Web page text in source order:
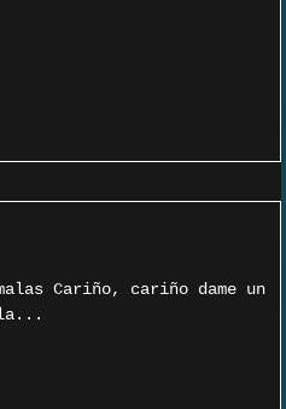
Cariño, cariño dame un
la...